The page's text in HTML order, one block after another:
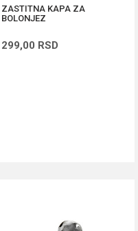
ZASTITNA KAPA ZA
BOLONJEZ
299,00 RSD